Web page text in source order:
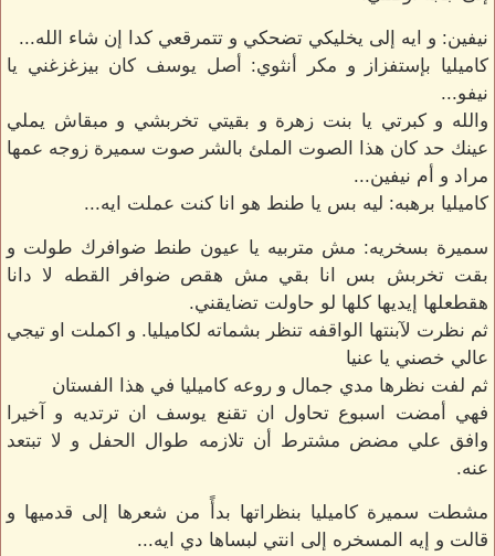
نيفين: و ايه إلى يخليكي تضحكي و تتمرقعي كدا إن شاء الله...
كاميليا بإستفزاز و مكر أنثوي: أصل يوسف كان بيزغزغني يا
نيفو...
والله و كبرتي يا بنت زهرة و بقيتي تخربشي و مبقاش يملي
عينك حد كان هذا الصوت الملئ بالشر صوت سميرة زوجه عمها
مراد و أم نيفين...
كاميليا برهبه: ليه بس يا طنط هو انا كنت عملت ايه...
سميرة بسخريه: مش متربيه يا عيون طنط ضوافرك طولت و
بقت تخربش بس انا بقي مش هقص ضوافر القطه لا دانا
هقطعلها إيديها كلها لو حاولت تضايقني.
ثم نظرت لآبنتها الواقفه تنظر بشماته لكاميليا. و اكملت او تيجي
عالي خصني يا عنيا
ثم لفت نظرها مدي جمال و روعه كاميليا في هذا الفستان
فهي أمضت اسبوع تحاول ان تقنع يوسف ان ترتديه و آخيرا
وافق علي مضض مشترط أن تلازمه طوال الحفل و لا تبتعد
عنه.
مشطت سميرة كاميليا بنظراتها بدأً من شعرها إلى قدميها و
قالت و إيه المسخره إلى انتي لبساها دي ايه...